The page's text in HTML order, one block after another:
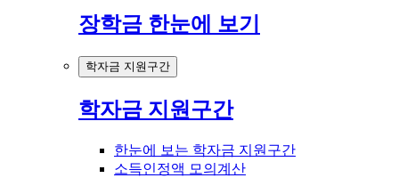
장학금 한눈에 보기
학자금 지원구간
학자금 지원구간
한눈에 보는 학자금 지원구간
소득인정액 모의계산